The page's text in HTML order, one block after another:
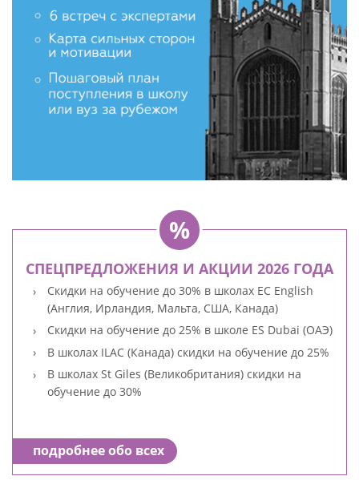
СПЕЦПРЕДЛОЖЕНИЯ И АКЦИИ 2026 ГОДА
Скидки на обучение до 30% в школах EC English
(Англия, Ирландия, Мальта, США, Канада)
Скидки на обучение до 25% в школе ES Dubai (ОАЭ)
В школах ILAC (Канада) скидки на обучение до 25%
В школах St Giles (Великобритания) скидки на
обучение до 30%
подробнее обо всех